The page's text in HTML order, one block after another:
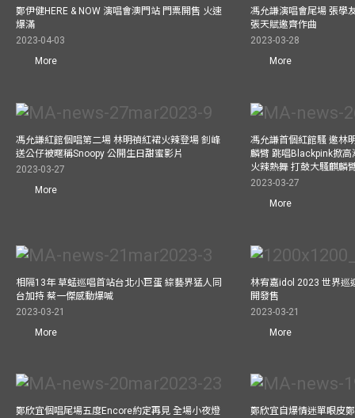
鄭伊健HERE & NOW 演唱會澳門站 門票開售 火速
爆滿
2023-04-03
More
馮允謙演唱會尾場 張學
張天賦邀齊作曲
2023-03-28
More
馮允謙紅館個唱第二場 林明禎紅裙火辣登場 釗峰
送公仔被暱稱Snoopy 公開生日甜蜜影片
2023-03-27
More
馮允謙首個紅館騷 邀林
麟臂 跳唱Blackpink掀
火辣熱舞 打鼓大騷麒麟
2023-03-27
More
相隔13年 草蜢巡唱首站台北小巨蛋 綜藝界猛人同
台加持 蔡一傑感動爆喊
2023-03-21
More
林宥嘉idol 2023 世界巡
開發售
2023-03-21
More
鄭欣宜個唱尾場五度Encore約定再見 全場小夜燈
鄭欣宜自爆情迷單眼皮